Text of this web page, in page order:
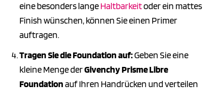
eine besonders langeHaltbarkeitoder ein mattes
Finish wünschen, können Sie einen Primer
auftragen.
Tragen Sie die Foundation auf:Geben Sie eine
kleine Menge derGivenchy Prisme Libre
Foundationauf Ihren Handrücken und verteilen